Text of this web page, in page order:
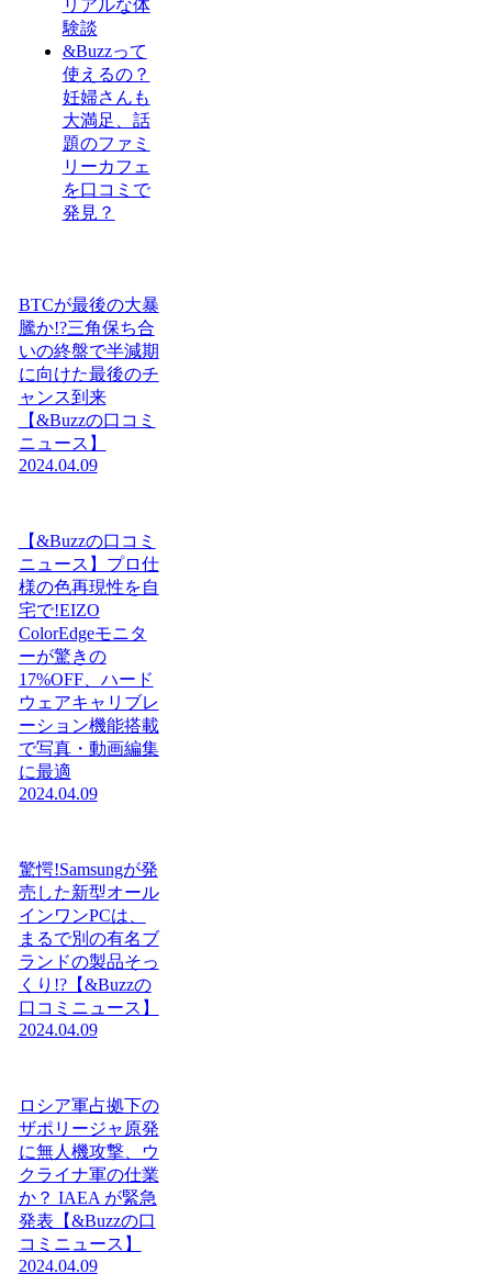
リアルな体
験談
&Buzzって
使えるの？
妊婦さんも
大満足、話
題のファミ
リーカフェ
を口コミで
発見？
BTCが最後の大暴
騰か!?三角保ち合
いの終盤で半減期
に向けた最後のチ
ャンス到来
【&Buzzの口コミ
ニュース】
2024.04.09
【&Buzzの口コミ
ニュース】プロ仕
様の色再現性を自
宅で!EIZO
ColorEdgeモニタ
ーが驚きの
17%OFF、ハード
ウェアキャリブレ
ーション機能搭載
で写真・動画編集
に最適
2024.04.09
驚愕!Samsungが発
売した新型オール
インワンPCは、
まるで別の有名ブ
ランドの製品そっ
くり!?【&Buzzの
口コミニュース】
2024.04.09
ロシア軍占拠下の
ザポリージャ原発
に無人機攻撃、ウ
クライナ軍の仕業
か？ IAEA が緊急
発表【&Buzzの口
コミニュース】
2024.04.09